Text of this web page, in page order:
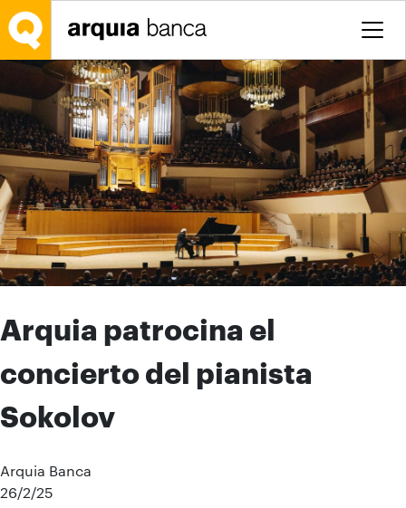
Saltar al contenido principal
Arquia patrocina el
concierto del pianista
Sokolov
Arquia Banca
26/2/25